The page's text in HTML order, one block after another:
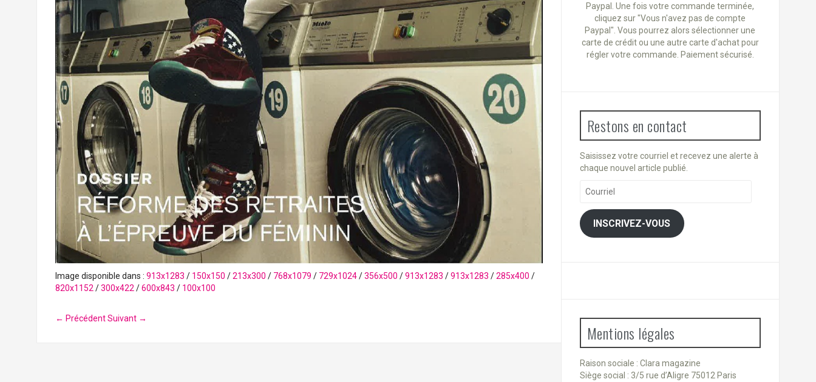
Image disponible dans : 913x1283 / 150x150 /213x300 / 768x1079 / 729x1024/356x500 /913x1283 /913x1283 /285x400 /
820x1152 /300x422 /600x843 / 100x100
← Précédent Suivant →
Paypal. Une fois votre commande terminée,
cliquez sur "Vous n'avez pas de compte
Paypal". Vous pourrez alors sélectionner une
carte de crédit ou une autre carte d'achat pour
régler votre commande. Paiement sécurisé.
Restons en contact
Saisissez votre courriel et recevez une alerte à
chaque nouvel article publié.
Courriel
INSCRIVEZ-VOUS
Mentions légales
Raison sociale : Clara magazine
Siège social : 3/5 rue d’Aligre 75012 Paris